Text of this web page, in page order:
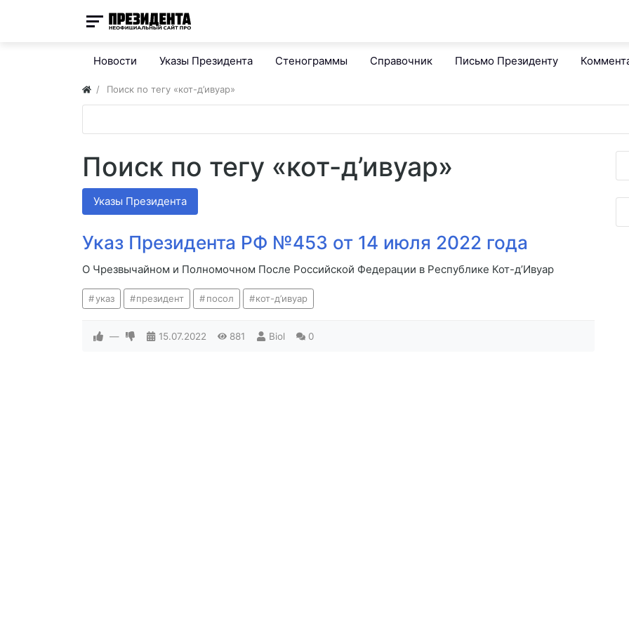
Новости Указы Президента Стенограммы Справочник Письмо Президенту
Поиск по тегу «кот-д’ивуар»
Поиск по тегу «кот-д’ивуар»
Указы Президента
Указ Президента РФ №453 от 14 июля 2022 года
О Чрезвычайном и Полномочном После Российской Федерации в Республике Кот-д’Ивуар
указ президент посол кот-д’ивуар
— 15.07.2022 881 Biol 0